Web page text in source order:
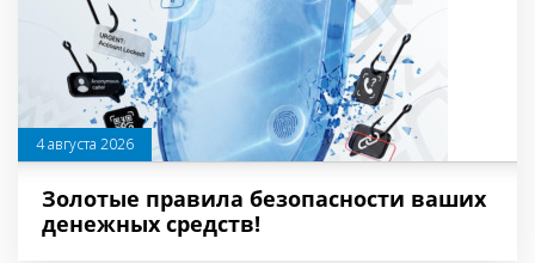
4 августа 2026
Золотые правила безопасности ваших
денежных средств!